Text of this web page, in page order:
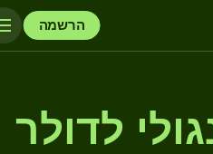
הרשמה
לדולר